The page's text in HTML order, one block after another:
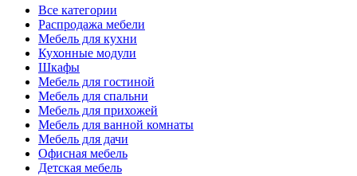
Все категории
Распродажа мебели
Мебель для кухни
Кухонные модули
Шкафы
Мебель для гостиной
Мебель для спальни
Мебель для прихожей
Мебель для ванной комнаты
Мебель для дачи
Офисная мебель
Детская мебель